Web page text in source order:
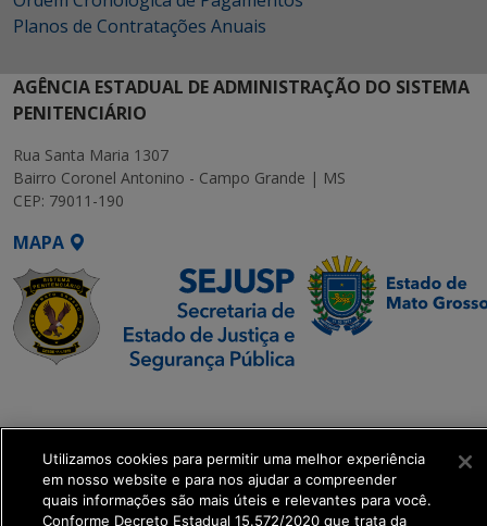
Planos de Contratações Anuais
AGÊNCIA ESTADUAL DE ADMINISTRAÇÃO DO SISTEMA
PENITENCIÁRIO
Rua Santa Maria 1307
Bairro Coronel Antonino - Campo Grande | MS
CEP: 79011-190
MAPA
Executiva de
Transformação Digital
get_footer();
Utilizamos cookies para permitir uma melhor experiência
em nosso website e para nos ajudar a compreender
quais informações são mais úteis e relevantes para você.
Conforme Decreto Estadual 15.572/2020 que trata da